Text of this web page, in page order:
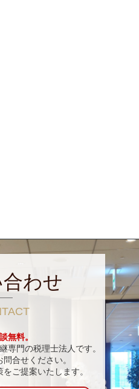
わせ
無料。
専門の税理士法人です。
合せください。
ご提案いたします。